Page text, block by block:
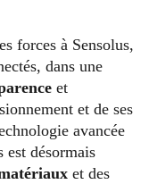
forces à Sensolus,
dans une
et
et de ses
avancée
est désormais
et des